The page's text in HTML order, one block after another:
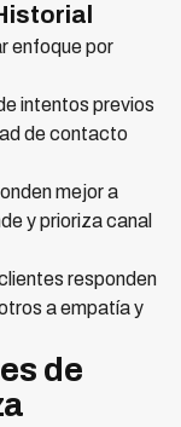
enfoque por
intentos previos
de contacto
mejor a
y prioriza canal
responden
a empatía y
de